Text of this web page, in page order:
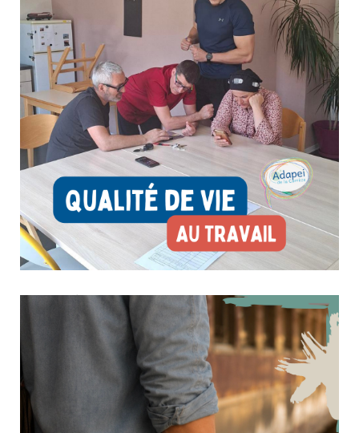
Qualité de Vie au Travail : l’Adapei se mobilise
pour le bien-être de ses professionnels
Culture & Loisirs
Dans le cadre de sa démarche RSO et à l’occasion de la
Semaine de la Qualité de Vie et des Conditions de
Travail, l’Adapei déploie le programme Justin’move, en
partenariat avec l’Association Siel Bleu. Du 16 juin au 2
juillet, plusieurs ateliers sont proposés au sein...